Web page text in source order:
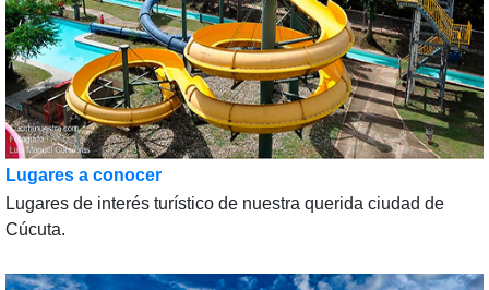
Lugares a conocer
Lugares de interés turístico de nuestra querida ciudad de
Cúcuta.